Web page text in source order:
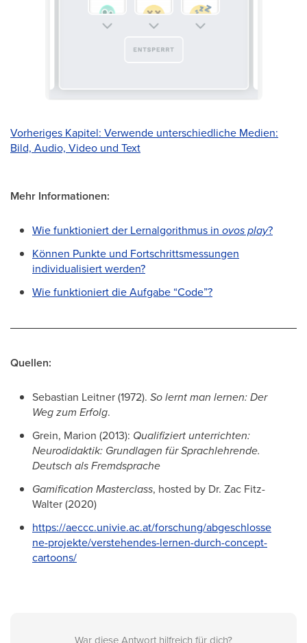
​Vorheriges Kapitel: Verwende unterschiedliche Medien:
Bild, Audio, Video und Text
Mehr Informationen:
Wie funktioniert der Lernalgorithmus in ovos play?
Können Punkte und Fortschrittsmessungen
individualisiert werden?
Wie funktioniert die Aufgabe “Code”?
Quellen:
Sebastian Leitner (1972). So lernt man lernen: Der
Weg zum Erfolg.
Grein, Marion (2013): Qualifiziert unterrichten:
Neurodidaktik: Grundlagen für Sprachlehrende.
Deutsch als Fremdsprache
Gamification Masterclass, hosted by Dr. Zac Fitz-
Walter (2020)
https://aeccc.univie.ac.at/forschung/abgeschlosse
ne-projekte/verstehendes-lernen-durch-concept-
cartoons/
War diese Antwort hilfreich für dich?